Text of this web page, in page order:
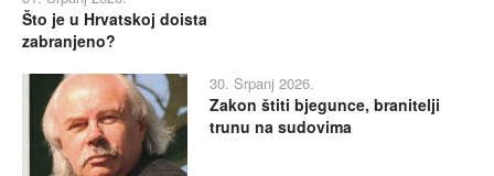
Što je u Hrvatskoj doista
zabranjeno?
30. Srpanj 2026.
Zakon štiti bjegunce, branitelji
trunu na sudovima